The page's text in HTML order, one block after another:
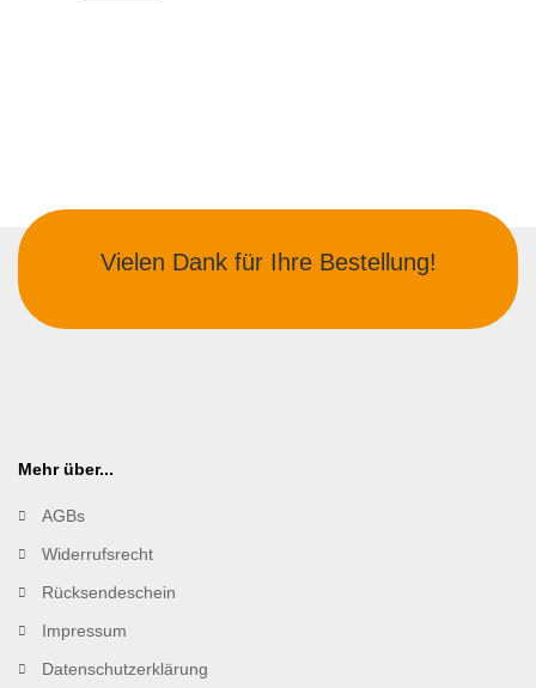
Vielen Dank für Ihre Bestellung!
Mehr über...
AGBs
Widerrufsrecht
Rücksendeschein
Impressum
Datenschutzerklärung